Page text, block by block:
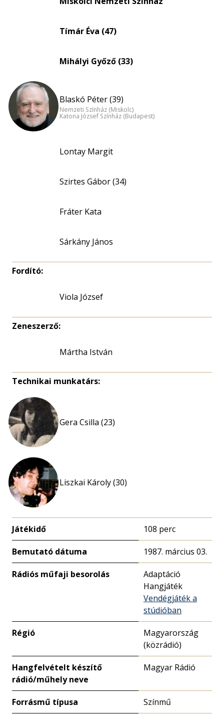
Tímár Éva (47)
Mihályi Győző (33)
Blaskó Péter (39)
Nemzeti Színház (Miskolc)
Katona József Színház (Budapest)
Lontay Margit
Szirtes Gábor (34)
Fráter Kata
Sárkány János
Fordító:
Viola József
Zeneszerző:
Mártha István
Technikai munkatárs:
Gera Csilla (23)
Liszkai Károly (30)
Játékidő 108 perc
Bemutató dátuma 1987. március 03.
Rádiós műfaji besorolás
Adaptáció
Hangjáték
Vendégjáték a
stúdióban
Régió
Magyarország
(közrádió)
Hangfelvételt készítő
rádió/műhely neve
Magyar Rádió
Forrásmű típusa Színmű